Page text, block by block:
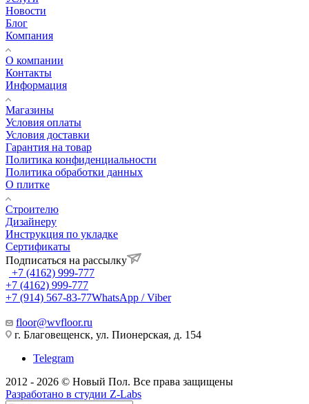
Новости
Блог
Компания
О компании
Контакты
Информация
Магазины
Условия оплаты
Условия доставки
Гарантия на товар
Политика конфиденциальности
Политика обработки данных
О плитке
Строителю
Дизайнеру
Инструкция по укладке
Сертификаты
Подписаться на рассылку
+7 (4162) 999-777
+7 (4162) 999-777
+7 (914) 567-83-77WhatsApp / Viber
floor@wvfloor.ru
г. Благовещенск, ул. Пионерская, д. 154
Telegram
2012 - 2026 © Новый Пол. Все права защищены
Разработано в студии Z-Labs